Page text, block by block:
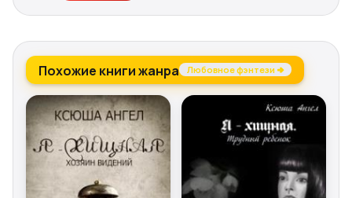
Похожие книги жанра Любовное фэнтези →